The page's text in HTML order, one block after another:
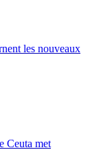
les nouveaux
Ceuta met